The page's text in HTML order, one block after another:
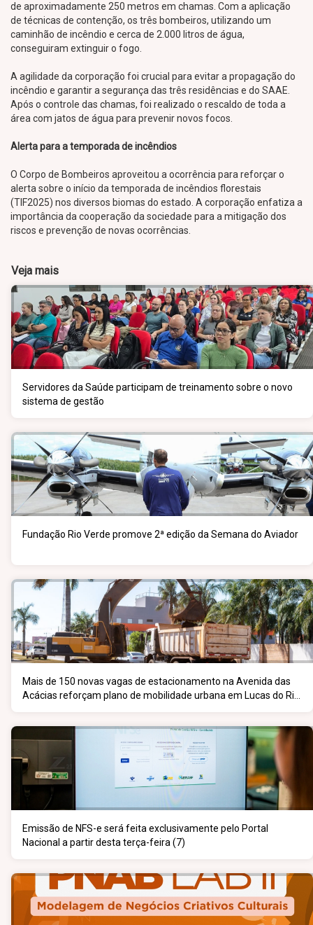
de aproximadamente 250 metros em chamas. Com a aplicação
de técnicas de contenção, os três bombeiros, utilizando um
caminhão de incêndio e cerca de 2.000 litros de água,
conseguiram extinguir o fogo.
A agilidade da corporação foi crucial para evitar a propagação do
incêndio e garantir a segurança das três residências e do SAAE.
Após o controle das chamas, foi realizado o rescaldo de toda a
área com jatos de água para prevenir novos focos.
Alerta para a temporada de incêndios
O Corpo de Bombeiros aproveitou a ocorrência para reforçar o
alerta sobre o início da temporada de incêndios florestais
(TIF2025) nos diversos biomas do estado. A corporação enfatiza a
importância da cooperação da sociedade para a mitigação dos
riscos e prevenção de novas ocorrências.
Veja mais
Servidores da Saúde participam de treinamento sobre o novo
sistema de gestão
Fundação Rio Verde promove 2ª edição da Semana do Aviador
Mais de 150 novas vagas de estacionamento na Avenida das
Acácias reforçam plano de mobilidade urbana em Lucas do Rio
Emissão de NFS-e será feita exclusivamente pelo Portal
Nacional a partir desta terça-feira (7)